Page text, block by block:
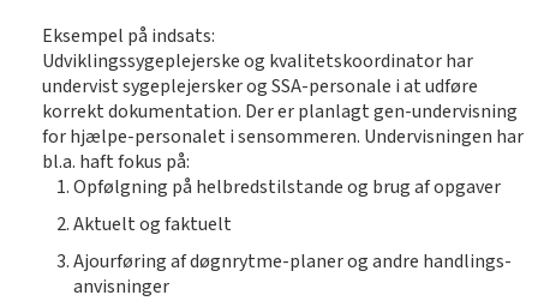
Eksempel på indsats:
Udviklingssygeplejerske og kvalitetskoordinator har
undervist sygeplejersker og SSA-personale i at udføre
korrekt dokumentation. Der er planlagt gen-undervisning
for hjælpe-personalet i sensommeren. Undervisningen har
bl.a. haft fokus på:
Opfølgning på helbredstilstande og brug af opgaver
Aktuelt og faktuelt
Ajourføring af døgnrytme-planer og andre handlings-
anvisninger